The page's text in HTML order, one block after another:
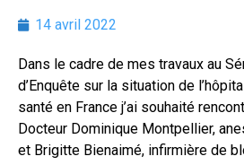
14 avril 2022
Dans le cadre de mes travaux au
d’Enquête sur la situation de
santé en France j’ai souhaité
Docteur Dominique Montpellier,
et Brigitte Bienaimé, infirmière de